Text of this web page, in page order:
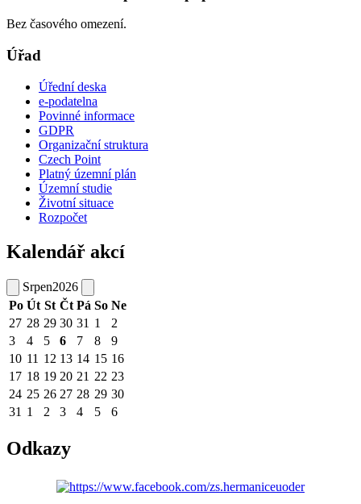
Bez časového omezení.
Úřad
Úřední deska
e-podatelna
Povinné informace
GDPR
Organizační struktura
Czech Point
Platný územní plán
Územní studie
Životní situace
Rozpočet
Kalendář akcí
Srpen2026
Po Út St Čt Pá So Ne
27 28 29 30 31 1
2
3
4 5 6 7 8
9
10 11 12 13 14 15 16
17 18 19 20 21 22 23
24 25 26 27 28 29 30
31 1 2 3 4 5 6
Odkazy